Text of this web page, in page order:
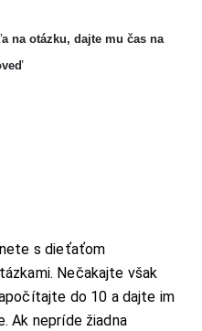
na otázku, dajte mu čas na
s dieťaťom
Nečakajte však
do 10 a dajte im
Ak nepríde žiadna